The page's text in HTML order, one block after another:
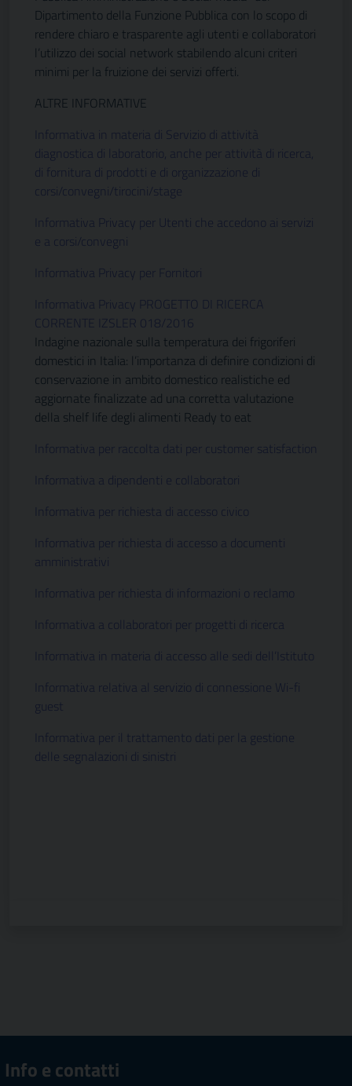
Dipartimento della Funzione Pubblica con lo scopo di
rendere chiaro e trasparente agli utenti e collaboratori
l’utilizzo dei social network stabilendo alcuni criteri
minimi per la fruizione dei servizi offerti.
ALTRE INFORMATIVE
Informativa in materia di Servizio di attività
diagnostica di laboratorio, anche per attività di ricerca,
di fornitura di prodotti e di organizzazione di
corsi/convegni/tirocini/stage
Informativa Privacy per Utenti che accedono ai servizi
e a corsi/convegni
Informativa Privacy per Fornitori
Informativa Privacy PROGETTO DI RICERCA
CORRENTE IZSLER 018/2016
Indagine nazionale sulla temperatura dei frigoriferi
domestici in Italia: l’importanza di definire condizioni di
conservazione in ambito domestico realistiche ed
aggiornate finalizzate ad una corretta valutazione
della shelf life degli alimenti Ready to eat
Informativa per raccolta dati per customer satisfaction
Informativa a dipendenti e collaboratori
Informativa per richiesta di accesso civico
Informativa per richiesta di accesso a documenti
amministrativi
Informativa per richiesta di informazioni o reclamo
Informativa a collaboratori per progetti di ricerca
Informativa in materia di accesso alle sedi dell’Istituto
Informativa relativa al servizio di connessione Wi-fi
guest
Informativa per il trattamento dati per la gestione
delle segnalazioni di sinistri
Info e contatti